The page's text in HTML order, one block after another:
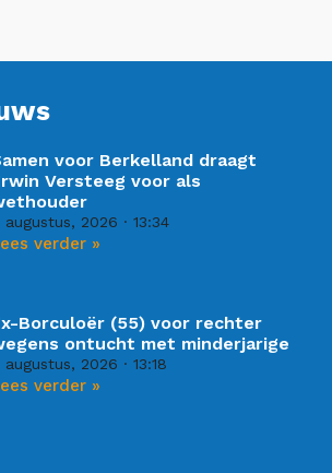
voor Berkelland draagt
Versteeg voor als
augustus, 2026 13:34
verder »
Borculoër (55) voor rechter
ontucht met minderjarige
augustus, 2026 13:18
verder »